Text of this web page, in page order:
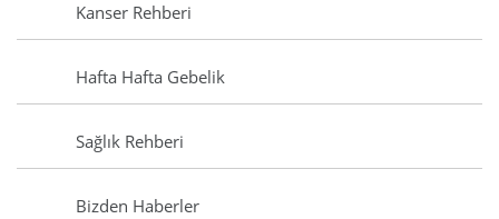
Kanser Rehberi
Hafta Hafta Gebelik
Sağlık Rehberi
Bizden Haberler